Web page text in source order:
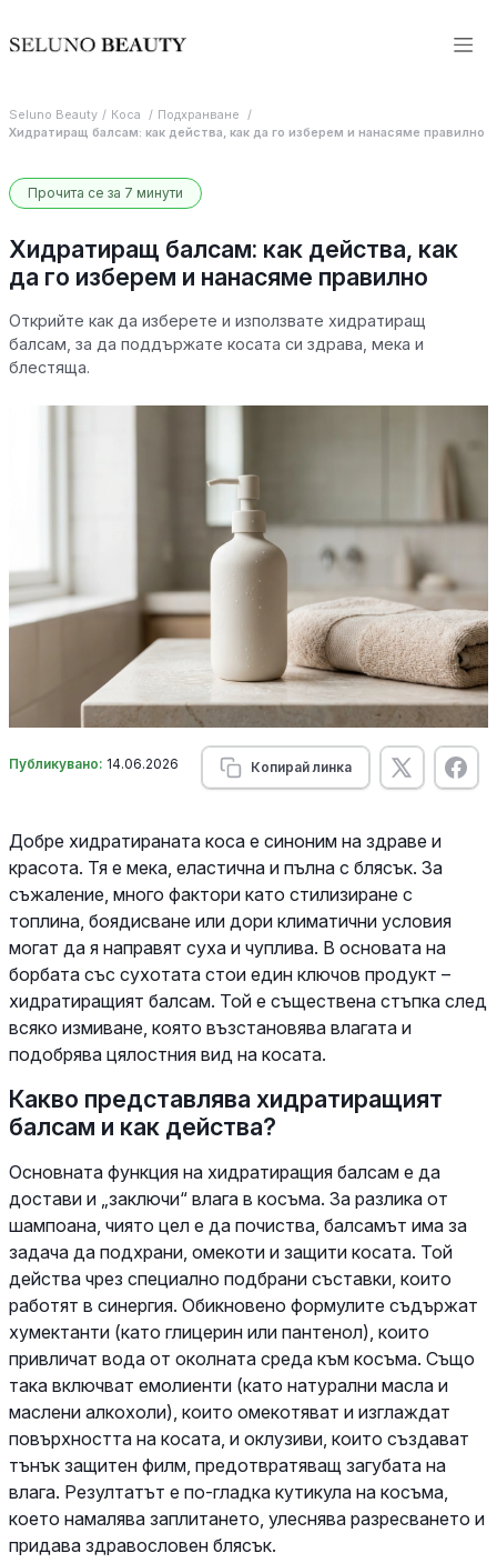
Seluno Beauty Коса
Подхранване
Хидратиращ балсам: как действа, как да го изберем и нанасяме правилно
Прочита се за 7 минути
Хидратиращ балсам: как действа, как
да го изберем и нанасяме правилно
Открийте как да изберете и използвате хидратиращ
балсам, за да поддържате косата си здрава, мека и
блестяща.
Публикувано: 14.06.2026 Копирай линка
Добре хидратираната коса е синоним на здраве и
красота. Тя е мека, еластична и пълна с блясък. За
съжаление, много фактори като стилизиране с
топлина, боядисване или дори климатични условия
могат да я направят суха и чуплива. В основата на
борбата със сухотата стои един ключов продукт –
хидратиращият балсам. Той е съществена стъпка след
всяко измиване, която възстановява влагата и
подобрява цялостния вид на косата.
Какво представлява хидратиращият
балсам и как действа?
Основната функция на хидратиращия балсам е да
достави и „заключи“ влага в косъма. За разлика от
шампоана, чиято цел е да почиства, балсамът има за
задача да подхрани, омекоти и защити косата. Той
действа чрез специално подбрани съставки, които
работят в синергия. Обикновено формулите съдържат
хумектанти (като глицерин или пантенол), които
привличат вода от околната среда към косъма. Също
така включват емолиенти (като натурални масла и
маслени алкохоли), които омекотяват и изглаждат
повърхността на косата, и оклузиви, които създават
тънък защитен филм, предотвратяващ загубата на
влага. Резултатът е по-гладка кутикула на косъма,
което намалява заплитането, улеснява разресването и
придава здравословен блясък.